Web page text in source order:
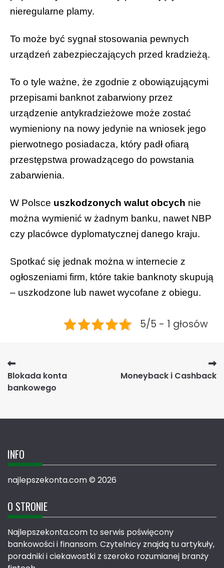
nieregularne plamy.
To może być sygnał stosowania pewnych
urządzeń zabezpieczających przed kradzieżą.
To o tyle ważne, że zgodnie z obowiązującymi
przepisami banknot zabarwiony przez
urządzenie antykradzieżowe może zostać
wymieniony na nowy jedynie na wniosek jego
pierwotnego posiadacza, który padł ofiarą
przestępstwa prowadzącego do powstania
zabarwienia.
W Polsce uszkodzonych walut obcych nie
można wymienić w żadnym banku, nawet NBP
czy placówce dyplomatycznej danego kraju.
Spotkać się jednak można w internecie z
ogłoszeniami firm, które takie banknoty skupują
– uszkodzone lub nawet wycofane z obiegu.
5/5 - 1 głosów
Nawigacja
wpisu
Blokada konta
bankowego
Moneyback i Cashback
INFO
najlepszekonta.com © 2026
O STRONIE
Najlepszekonta.com to serwis poświęcony
bankowości i finansom. Czytelnicy znajdą tu artykuły,
poradniki i ciekawostki z szeroko rozumianej branży